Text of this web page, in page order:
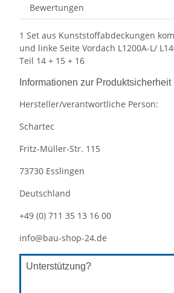
Bewertungen
1 Set aus Kunststoffabdeckungen
und linke Seite Vordach L1200A-L/
Teil 14 + 15 + 16
Informationen zur Produktsicherheit
Hersteller/verantwortliche Person:
Schartec
Fritz-Müller-Str. 115
73730 Esslingen
Deutschland
+49 (0) 711 35 13 16 00
info@bau-shop-24.de
Unterstützung?